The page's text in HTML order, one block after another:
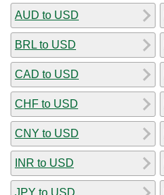
AUD to USD
BRL to USD
CAD to USD
CHF to USD
CNY to USD
INR to USD
JPY to USD